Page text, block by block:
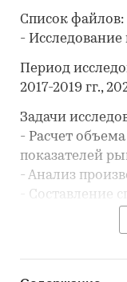
Список файлов:
- Исследование
Период
2017-2019 гг.,
Задачи
- Расчет
показателей
- Анализ
- Составление
- Анализ
-
В разделе